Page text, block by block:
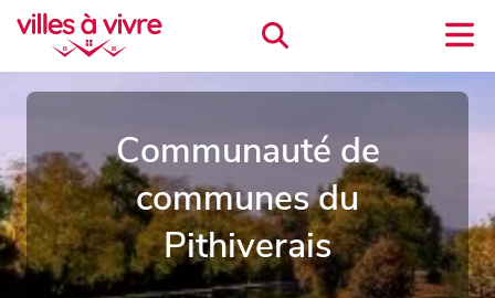
Communauté de
communes du
Pithiverais